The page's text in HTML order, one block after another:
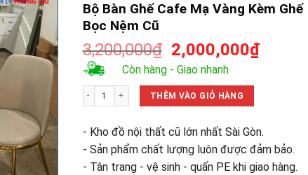
Bộ Bàn Ghế Cafe Mạ Vàng Kèm Ghế
Bọc Nệm Cũ
3,200,000₫ Giá
gốc
là:
3,200,000₫.
2,000,000₫Giá
Còn hàng - Giao nhanh
Bộ Bàn Ghế Cafe Mạ Vàng Kèm Ghế Bọc Nệm Cũ số lượng
THÊM VÀO GIỎ HÀNG
- Kho đồ nội thất cũ lớn nhất Sài Gòn.
- Sản phẩm chất lượng luôn được đảm bảo.
- Tân trang - vệ sinh - quấn PE khi giao hàng.